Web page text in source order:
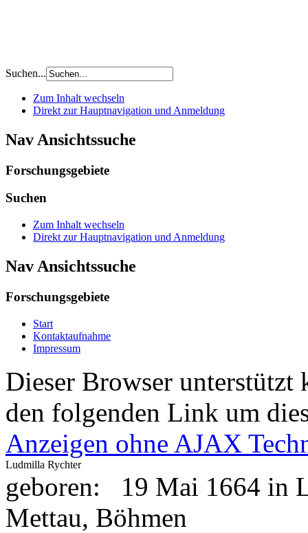
Suchen...
Zum Inhalt wechseln
Direkt zur Hauptnavigation und Anmeldung
Nav Ansichtssuche
Forschungsgebiete
Suchen
Zum Inhalt wechseln
Direkt zur Hauptnavigation und Anmeldung
Nav Ansichtssuche
Forschungsgebiete
Start
Kontaktaufnahme
Impressum
Dieser Browser
den folgenden Link um
Anzeigen ohne AJAX
Ludmilla Rychter
geboren:
19 Mai 1664 in
Mettau, Böhmen